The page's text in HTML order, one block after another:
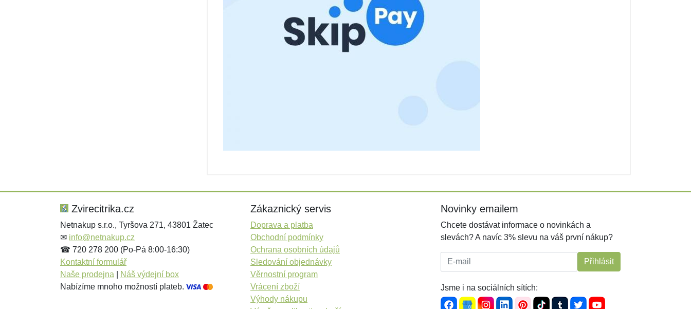
Zvirecitrika.cz
Netnakup s.r.o., Tyršova 271, 43801 Žatec
✉ info@netnakup.cz
☎ 720 278 200 (Po-Pá 8:00-16:30)
Kontaktní formulář
Naše prodejna
Náš výdejní box
Nabízíme mnoho možností plateb.
Zákaznický servis
Doprava a platba
Obchodní podmínky
Ochrana osobních údajů
Sledování objednávky
Věrnostní program
Vrácení zboží
Výhody nákupu
Novinky emailem
Chcete dostávat informace o novinkách a
slevách? A navíc 3% slevu na váš první nákup?
E-mail: Přihlásit
Jsme i na sociálních sítích: